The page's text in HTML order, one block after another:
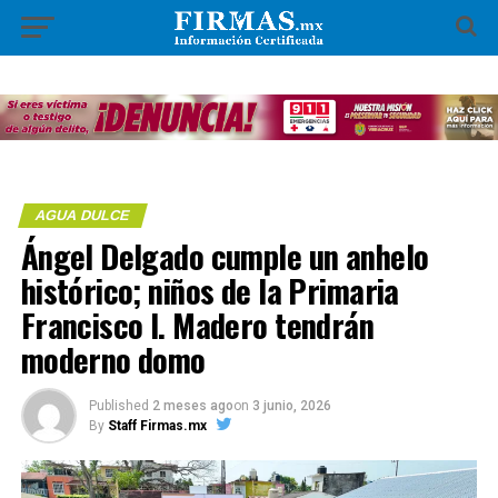
AGUA DULCE
Ángel Delgado cumple un anhelo
histórico; niños de la Primaria
Francisco I. Madero tendrán
moderno domo
Published 2 meses agoon 3 junio, 2026
By Staff Firmas.mx